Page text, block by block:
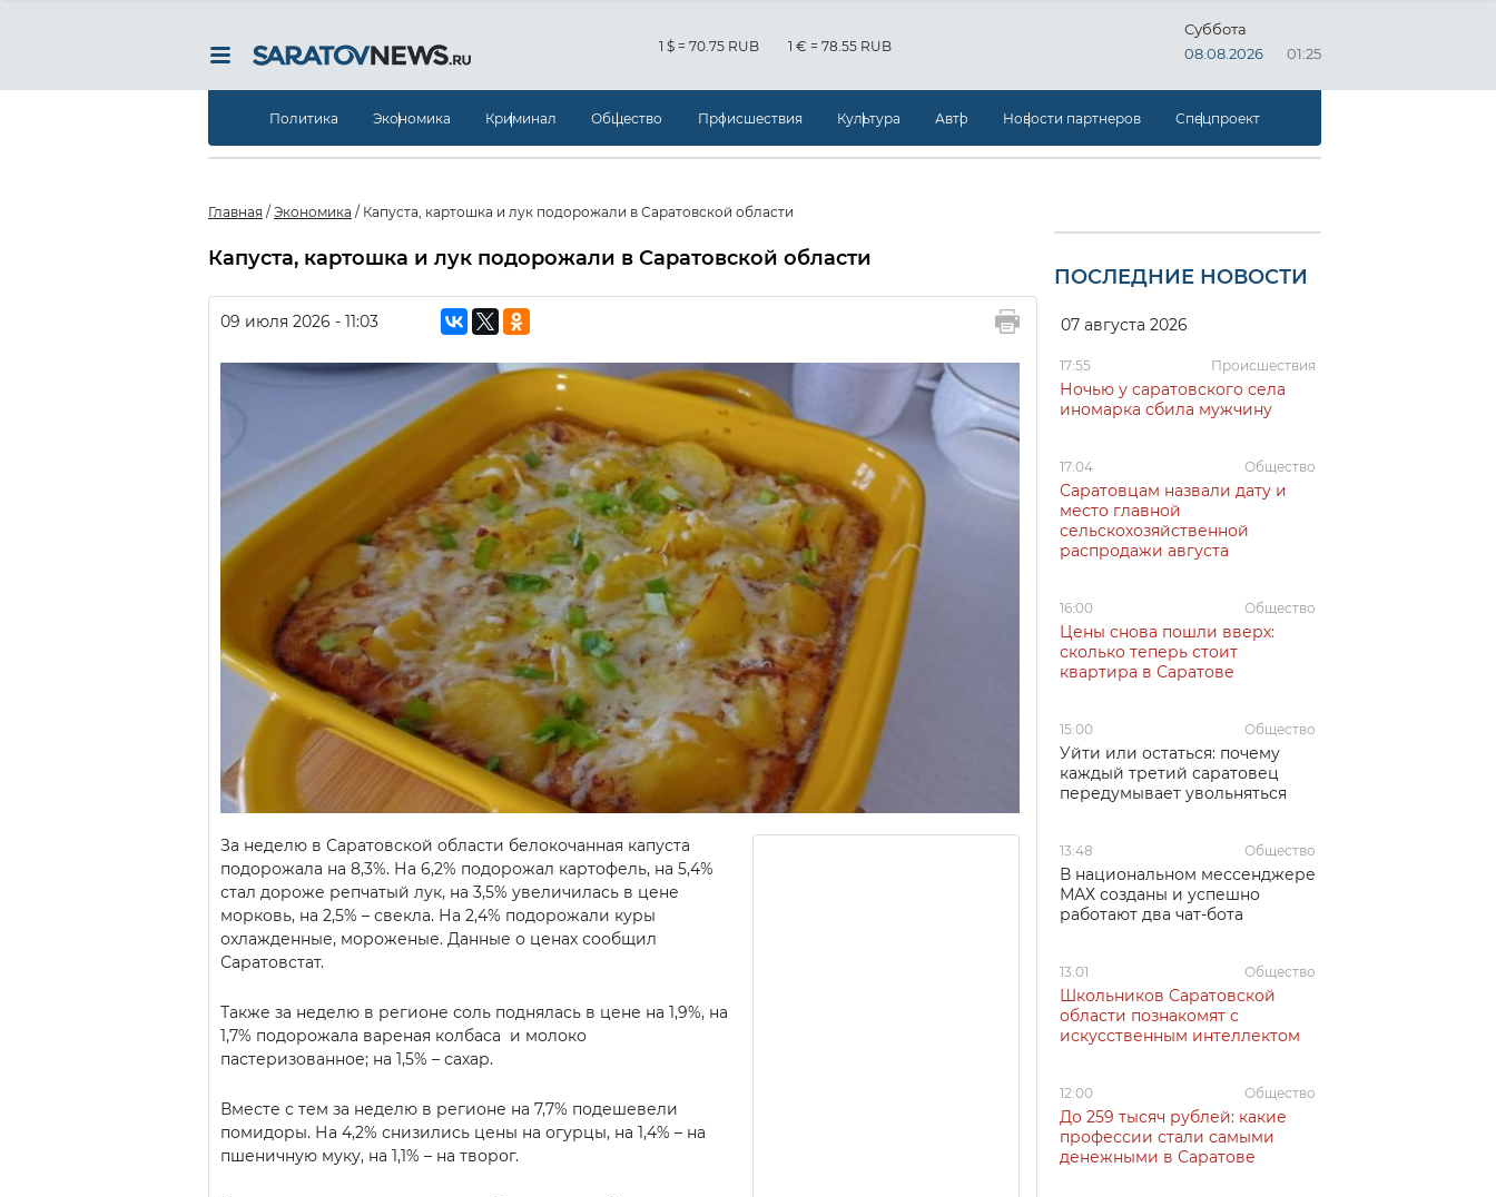
1 $ = 70.75 RUB 1 € = 78.55 RUB
Суббота
08.08.2026
01:25
Политика Экономика Криминал Общество Происшествия Культура Авто Новости партнеров Спецпроект
Главная / Экономика / Капуста, картошка и лук подорожали в Саратовской области
Капуста, картошка и лук подорожали в Саратовской области
09 июля 2026 - 11:03
За неделю в Саратовской области белокочанная капуста
подорожала на 8,3%. На 6,2% подорожал картофель, на 5,4%
стал дороже репчатый лук, на 3,5% увеличилась в цене
морковь, на 2,5% – свекла. На 2,4% подорожали куры
охлажденные, мороженые. Данные о ценах сообщил
Саратовстат.
Также за неделю в регионе соль поднялась в цене на 1,9%, на
1,7% подорожала вареная колбаса и молоко
пастеризованное; на 1,5% – сахар.
Вместе с тем за неделю в регионе на 7,7% подешевели
помидоры. На 4,2% снизились цены на огурцы, на 1,4% – на
пшеничную муку, на 1,1% – на творог.
ПОСЛЕДНИЕ НОВОСТИ
07 августа 2026
17:55 Происшествия
Ночью у саратовского села
иномарка сбила мужчину
17:04 Общество
Саратовцам назвали дату и
место главной
сельскохозяйственной
распродажи августа
16:00 Общество
Цены снова пошли вверх:
сколько теперь стоит
квартира в Саратове
15:00 Общество
Уйти или остаться: почему
каждый третий саратовец
передумывает увольняться
13:48 Общество
В национальном мессенджере
МАХ созданы и успешно
работают два чат-бота
13:01 Общество
Школьников Саратовской
области познакомят с
искусственным интеллектом
12:00 Общество
До 259 тысяч рублей: какие
профессии стали самыми
денежными в Саратове